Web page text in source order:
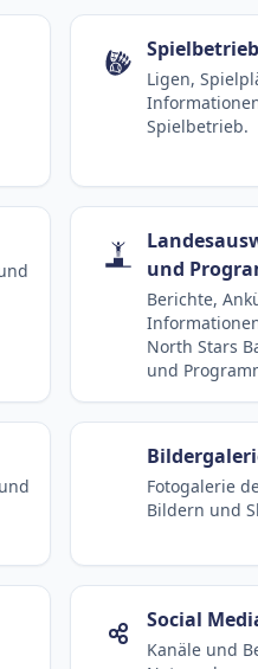
Spielbetrieb
Ligen,
Spielbetrieb.
und
Berichte,
North Stars
und
Fotogalerie
Bildern und
Social
Kanäle und